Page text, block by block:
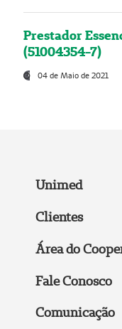
Prestador
(51004354-7)
04 de Maio de 2021
Unimed
Clientes
Área do
Fale Conosco
Comunicação